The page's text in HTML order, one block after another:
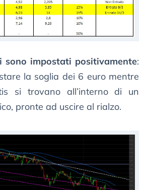
sono impostati positivamente:
la soglia dei 6 euro mentre
si trovano all’interno di un
pronte ad uscire al rialzo.